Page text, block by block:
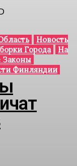
Новость
Города
На
Финляндии